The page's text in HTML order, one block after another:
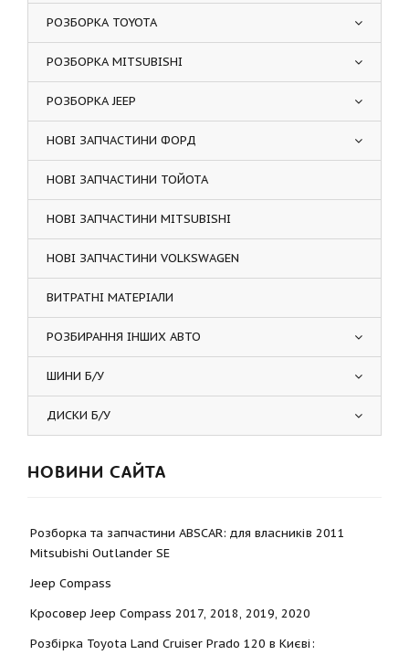
РОЗБОРКА TOYOTA
РОЗБОРКА MITSUBISHI
РОЗБОРКА JEEP
НОВІ ЗАПЧАСТИНИ ФОРД
НОВІ ЗАПЧАСТИНИ ТОЙОТА
НОВІ ЗАПЧАСТИНИ MITSUBISHI
НОВІ ЗАПЧАСТИНИ VOLKSWAGEN
ВИТРАТНІ МАТЕРІАЛИ
РОЗБИРАННЯ ІНШИХ АВТО
ШИНИ Б/У
ДИСКИ Б/У
НОВИНИ САЙТА
Розборка та запчастини ABSCAR: для власників 2011
Mitsubishi Outlander SE
Jeep Compass
Кросовер Jeep Compass 2017, 2018, 2019, 2020
Розбірка Toyota Land Cruiser Prado 120 в Києві: